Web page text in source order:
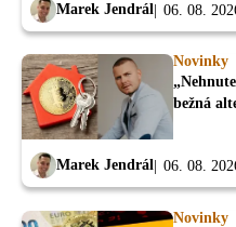
Marek Jendrál 06. 08.
Novinky
bežná
Marek Jendrál 06. 08.
Novinky